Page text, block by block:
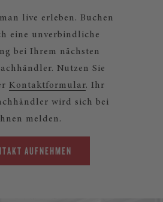
live erleben. Buchen
eine unverbindliche
bei Ihrem nächsten
Nutzen Sie
Kontaktformular. Ihr
wird sich bei
melden.
AUFNEHMEN